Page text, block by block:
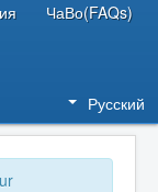
ЧаВо(FAQs)
Русский